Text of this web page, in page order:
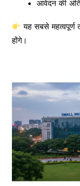
आवेदन की
यह सबसे महत्वपूर्ण
होंगे।